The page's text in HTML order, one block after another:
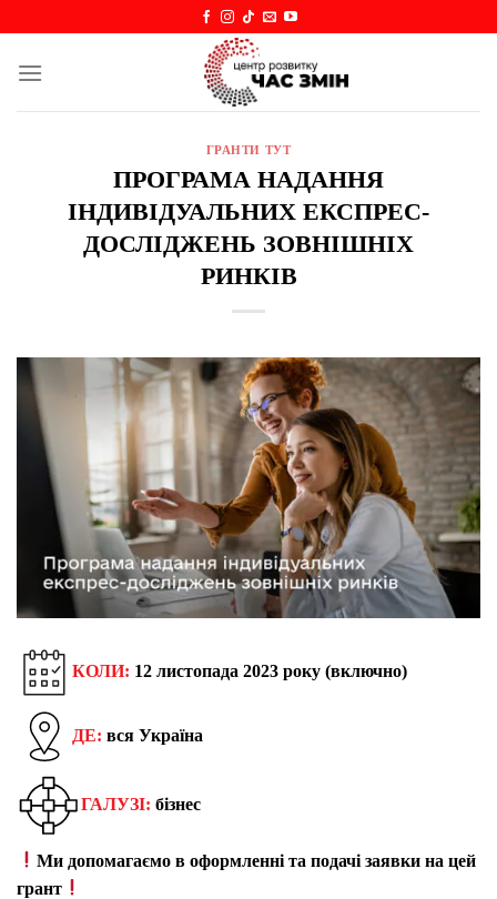
content
ГРАНТИ ТУТ
ПРОГРАМА НАДАННЯ
ІНДИВІДУАЛЬНИХ ЕКСПРЕС-
ДОСЛІДЖЕНЬ ЗОВНІШНІХ
РИНКІВ
КОЛИ: 12 листопада 2023 року (включно)
ДЕ: вся Україна
ГАЛУЗІ: бізнес
Ми допомагаємо в оформленні та подачі заявки на цей
грант